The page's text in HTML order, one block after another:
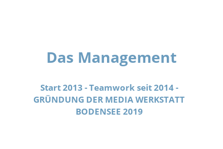
Das Management
Start 2013 - Teamwork seit 2014 -
GRÜNDUNG DER MEDIA WERKSTATT
BODENSEE 2019